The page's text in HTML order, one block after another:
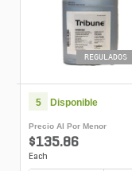
REGULADOS
5 Disponible
Precio Al Por Menor
$135.86
Each